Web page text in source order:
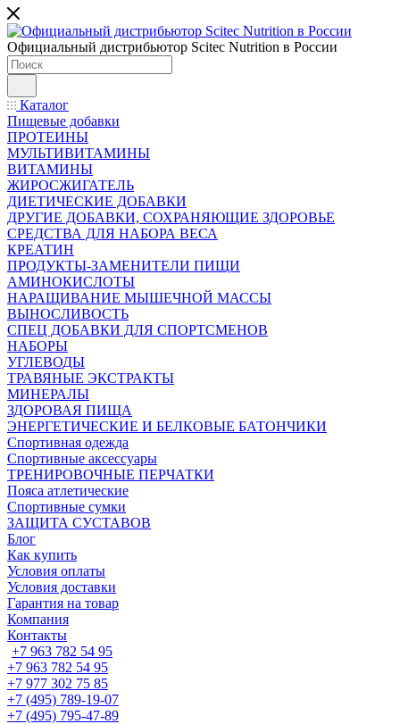
Официальный дистрибьютор Scitec Nutrition в России
Каталог
Пищевые добавки
ПРОТЕИНЫ
МУЛЬТИВИТАМИНЫ
ВИТАМИНЫ
ЖИРОСЖИГАТЕЛЬ
ДИЕТИЧЕСКИЕ ДОБАВКИ
ДРУГИЕ ДОБАВКИ, СОХРАНЯЮЩИЕ ЗДОРОВЬЕ
СРЕДСТВА ДЛЯ НАБОРА ВЕСА
КРЕАТИН
ПРОДУКТЫ-ЗАМЕНИТЕЛИ ПИЩИ
АМИНОКИСЛОТЫ
НАРАЩИВАНИЕ МЫШЕЧНОЙ МАССЫ
ВЫНОСЛИВОСТЬ
СПЕЦ ДОБАВКИ ДЛЯ СПОРТСМЕНОВ
НАБОРЫ
УГЛЕВОДЫ
ТРАВЯНЫЕ ЭКСТРАКТЫ
МИНЕРАЛЫ
ЗДОРОВАЯ ПИЩА
ЭНЕРГЕТИЧЕСКИЕ И БЕЛКОВЫЕ БАТОНЧИКИ
Спортивная одежда
Спортивные аксессуары
ТРЕНИРОВОЧНЫЕ ПЕРЧАТКИ
Пояса атлетические
Спортивные сумки
ЗАЩИТА СУСТАВОВ
Блог
Как купить
Условия оплаты
Условия доставки
Гарантия на товар
Компания
Контакты
+7 963 782 54 95
+7 963 782 54 95
+7 977 302 75 85
+7 (495) 789-19-07
+7 (495) 795-47-89